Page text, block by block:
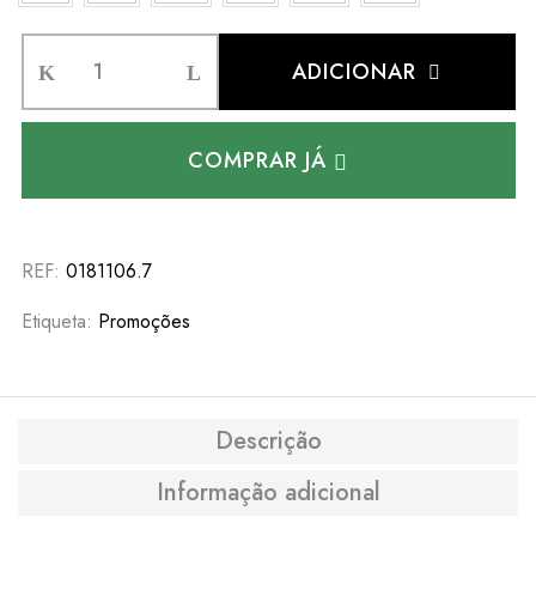
ADICIONAR
COMPRAR JÁ
REF: 0181106.7
Etiqueta: Promoções
Descrição
Informação adicional